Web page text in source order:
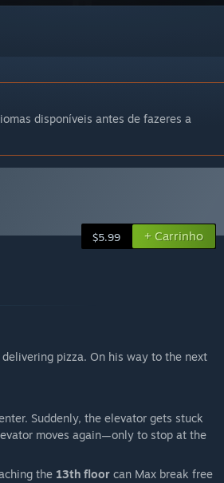
disponíveis antes de fazeres a
$5.99 + Carrinho
pizza. On his way to the next
Suddenly, the elevator gets stuck
moves again—only to stop at the
the 13th floor can Max break free